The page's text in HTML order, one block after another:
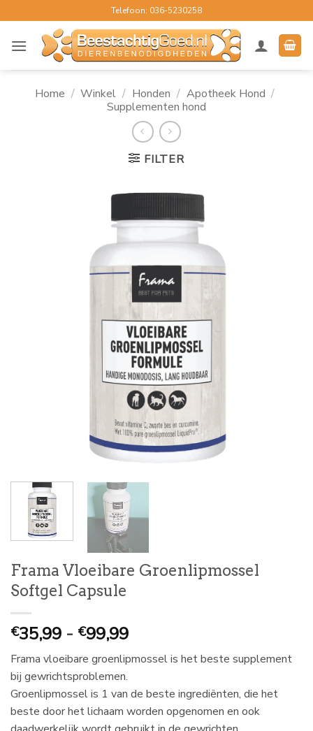
naar
inhoud
Telefoon: 036-5230258
Home / Winkel / Honden / Apotheek Hond /
Supplementen hond
FILTER
Frama Vloeibare Groenlipmossel
Softgel Capsule
€35,99 - €99,99Prijsklasse:
35,99
€
99,99
Frama vloeibare groenlipmossel is het beste supplement
bij gewrichtsproblemen.
Groenlipmossel is 1 van de beste ingrediënten, die het
beste door het lichaam worden opgenomen en ook